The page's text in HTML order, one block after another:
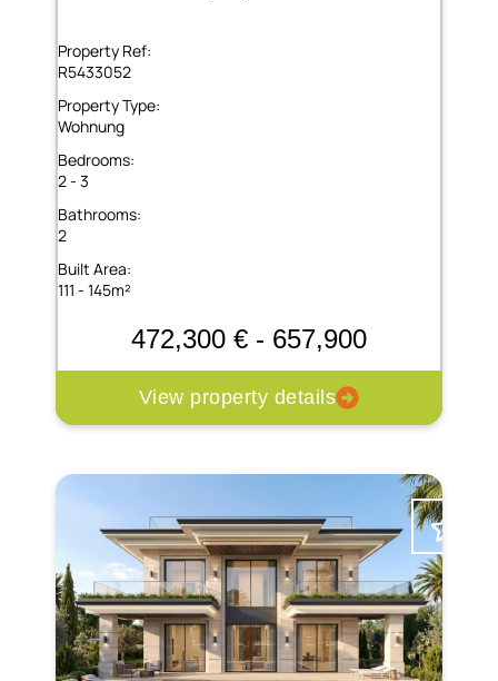
Property Ref:
R5433052
Property Type:
Wohnung
Bedrooms:
2 - 3
Bathrooms:
2
Built Area:
111 - 145m²
472,300 € - 657,900
View property details